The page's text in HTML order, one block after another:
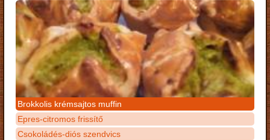
Brokkolis krémsajtos muffin
Epres-citromos frissítő
Csokoládés-diós szendvics